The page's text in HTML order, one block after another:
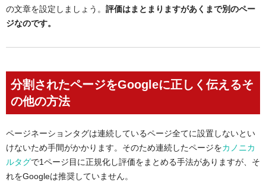
の文章を設定しましょう。 評価はまとまりますがあくまで別のペー
ジなのです。
分割されたページをGoogleに正しく伝えるそ
の他の方法
ページネーションタグは連続しているページ全てに設置しないとい
けないため手間がかかります。そのため連続したページをカノニカ
ルタグで1ページ目に正規化し評価をまとめる手法がありますが、そ
れをGoogleは推奨していません。